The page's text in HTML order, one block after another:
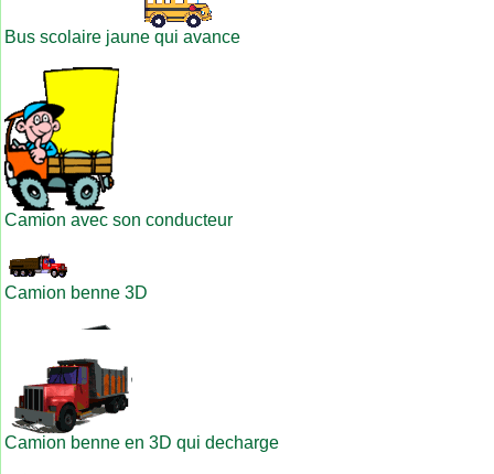
Bus scolaire jaune qui avance
Camion avec son conducteur
Camion benne 3D
Camion benne en 3D qui decharge